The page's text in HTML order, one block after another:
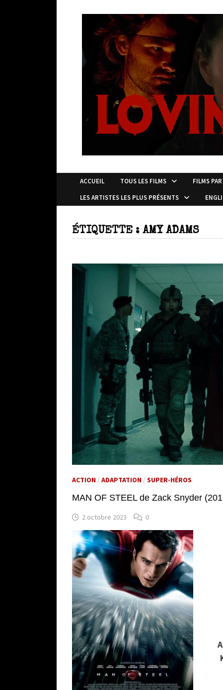
ACCUEIL TOUS LES FILMS FILMS PAR
LES ARTISTES LES PLUS PRÉSENTS
ÉTIQUETTE :AMY ADAMS
ACTION /ADAPTATION /SUPER-HÉROS
MAN OF STEEL de Zack Snyder
2 octobre 2023 0